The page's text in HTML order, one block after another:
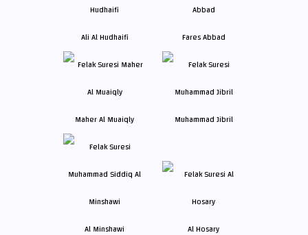
Ali Al Hudhaifi Fares Abbad
Maher Al Muaiqly Muhammad Jibril
Al Minshawi Al Hosary